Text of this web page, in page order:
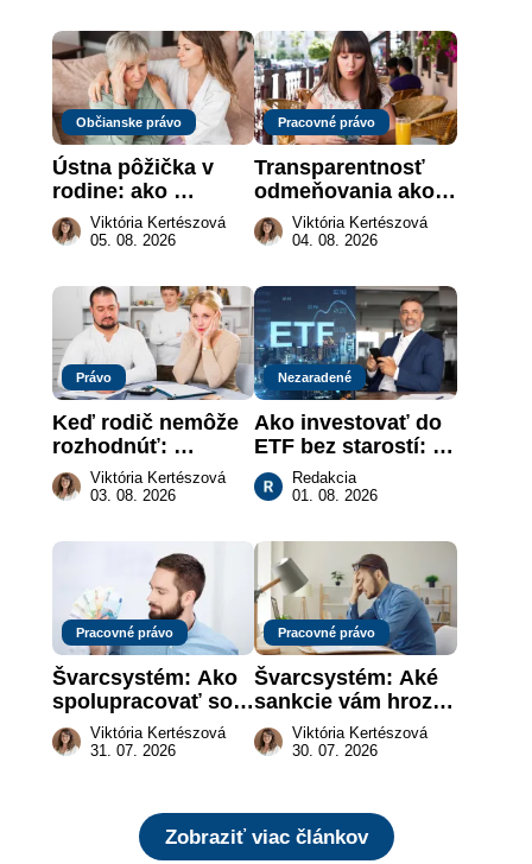
Občianske právo
Ústna pôžička v
rodine: ako
vymôcť peniaze,
keď na papieri nie
Viktória Kertészová
05. 08. 2026
Pracovné právo
Transparentnosť
odmeňovania ako
právna povinnosť:
revolúcia na
práce
Viktória Kertészová
04. 08. 2026
Právo
Keď rodič nemôže
rozhodnúť:
nahradenie prejavu
vôle súdom v
Viktória Kertészová
03. 08. 2026
Nezaradené
Ako investovať do
ETF bez starostí:
Investičné plány,
ktoré urobia prácu
Redakcia
01. 08. 2026
Pracovné právo
Švarcsystém: Ako
spolupracovať so
živnostníkom
legálne a bez
Viktória Kertészová
31. 07. 2026
Pracovné právo
Švarcsystém: Aké
sankcie vám hrozia
a prečo nestačí
zaplatiť pokutu?
Viktória Kertészová
30. 07. 2026
Zobraziť viac článkov